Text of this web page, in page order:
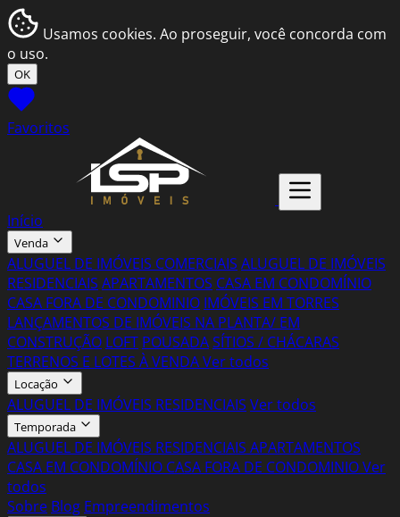
Usamos cookies. Ao proseguir, você concorda com
o uso.
OK
Favoritos
Início
Venda
ALUGUEL DE IMÓVEIS COMERCIAIS ALUGUEL DE IMÓVEIS
RESIDENCIAIS APARTAMENTOS CASA EM CONDOMÍNIO
CASA FORA DE CONDOMINIO IMÓVEIS EM TORRES
LANÇAMENTOS DE IMÓVEIS NA PLANTA/ EM
CONSTRUÇÃO LOFT POUSADASÍTIOS / CHÁCARAS
TERRENOS E LOTES À VENDAVer todos
Locação
ALUGUEL DE IMÓVEIS RESIDENCIAIS Ver todos
Temporada
ALUGUEL DE IMÓVEIS RESIDENCIAIS APARTAMENTOS
CASA EM CONDOMÍNIO CASA FORA DE CONDOMINIOVer
todos
Sobre Blog Empreendimentos